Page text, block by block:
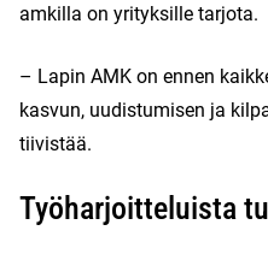
amkilla on yrityksille tarjota.
– Lapin AMK on ennen
kasvun, uudistumisen ja
tiivistää.
Työharjoitteluista